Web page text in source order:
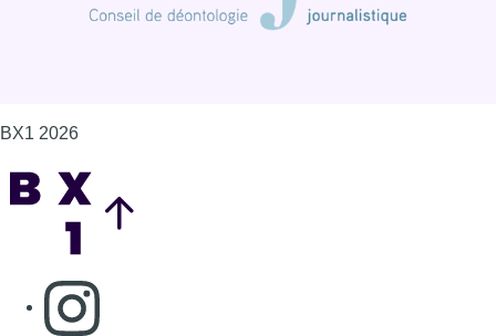
BX1 2026
Consulter page Instagram